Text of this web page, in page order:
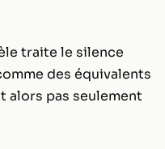
traite le silence
des équivalents
alors pas seulement